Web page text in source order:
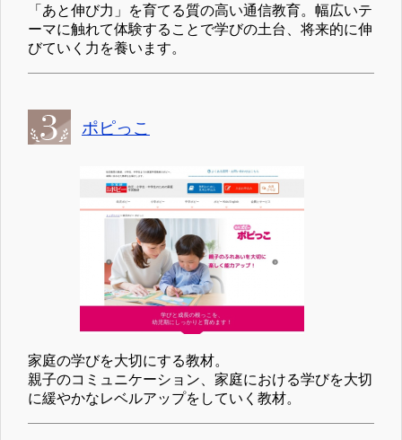
「あと伸び力」を育てる質の高い通信教育。幅広いテ
ーマに触れて体験することで学びの土台、将来的に伸
びていく力を養います。
ポピっこ
家庭の学びを大切にする教材。
親子のコミュニケーション、家庭における学びを大切
に緩やかなレベルアップをしていく教材。